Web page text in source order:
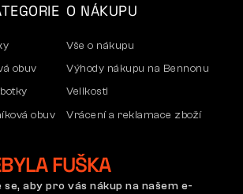
obuv
obuv
O NÁKUPU
Vše o nákupu
Výhody nákupu na Bennonu
Velikosti
Vrácení a reklamace zboží
Firemní účet
Reklamace a záruka
FUŠKA
aby pro vás nákup na našem e-